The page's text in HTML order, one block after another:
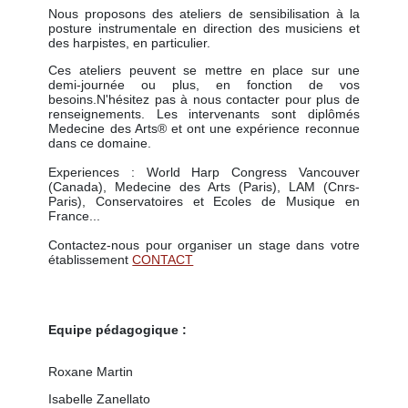
Nous proposons des ateliers de sensibilisation à la
posture instrumentale en direction des musiciens et
des harpistes, en particulier.
Ces ateliers peuvent se mettre en place sur une
demi-journée ou plus, en fonction de vos
besoins.N'hésitez pas à nous contacter pour plus de
renseignements. Les intervenants sont diplômés
Medecine des Arts® et ont une expérience reconnue
dans ce domaine.
Experiences : World Harp Congress Vancouver
(Canada), Medecine des Arts (Paris), LAM (Cnrs-
Paris), Conservatoires et Ecoles de Musique en
France...
Contactez-nous pour organiser un stage dans votre
établissementCONTACT
Equipe pédagogique :
Roxane Martin
Isabelle Zanellato